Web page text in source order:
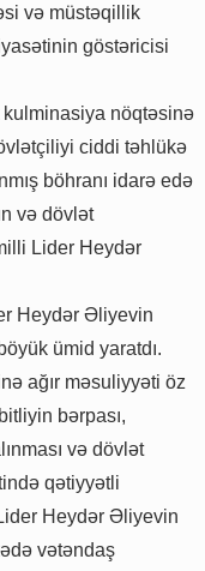
və müstəqillik
göstəricisi
nöqtəsinə
ciddi təhlükə
böhranı idarə edə
və dövlət
Lider Heydər
Heydər Əliyevin
ümid yaratdı.
ağır məsuliyyəti öz
bərpası,
və dövlət
qətiyyətli
Heydər Əliyevin
vətəndaş